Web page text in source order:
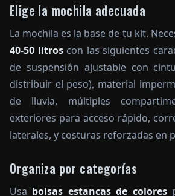
Elige la mochila adecuada
La mochila es la base de tu kit.
40-50 litroscon las siguientes
de suspensión ajustable con
distribuir el peso), material
de lluvia, múltiples
exteriores para acceso rápido,
laterales, y costuras reforzadas en
Organiza por categorías
Usa bolsas estancas de colores